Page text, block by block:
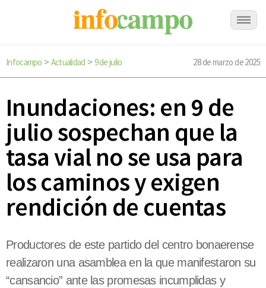
Infocampo > Actualidad > 9 de julio 28 de marzo de 2025
Inundaciones: en 9 de
julio sospechan que la
tasa vial no se usa para
los caminos y exigen
rendición de cuentas
Productores de este partido del centro bonaerense
realizaron una asamblea en la que manifestaron su
“cansancio” ante las promesas incumplidas y